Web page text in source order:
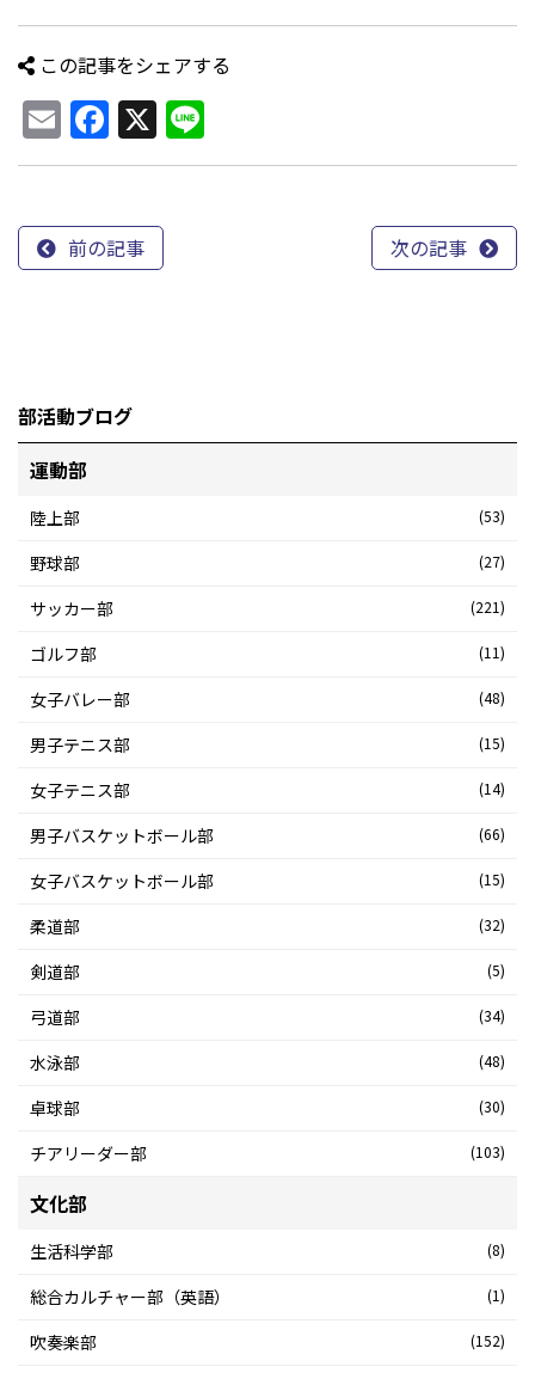
この記事をシェアする
EmailFacebook
X
前の記事 次の記事
部活動ブログ
運動部
陸上部 (53)
野球部 (27)
サッカー部 (221)
ゴルフ部 (11)
女子バレー部 (48)
男子テニス部 (15)
女子テニス部 (14)
男子バスケットボール部 (66)
女子バスケットボール部 (15)
柔道部 (32)
剣道部 (5)
弓道部 (34)
水泳部 (48)
卓球部 (30)
チアリーダー部 (103)
文化部
生活科学部 (8)
総合カルチャー部（英語） (1)
吹奏楽部 (152)